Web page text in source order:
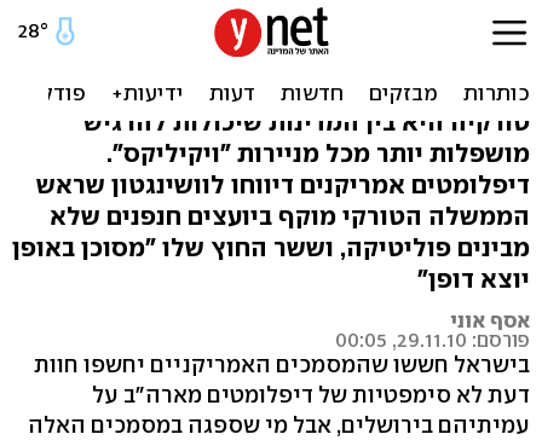
המסמכים: ארדואן מוקף
חנפנים, דבוטאולו מסוכן
טורקיה היא בין המדינות שיכולות להרגיש
מושפלות יותר מכל מניירות "ויקיליקס".
דיפלומטים אמריקנים דיווחו לוושינגטון שראש
הממשלה הטורקי מוקף ביועצים חנפנים שלא
מבינים פוליטיקה, וששר החוץ שלו "מסוכן באופן
יוצא דופן"
אסף אוני
פורסם: 29.11.10, 00:05
בישראל חששו שהמסמכים האמריקניים יחשפו חוות
דעת לא סימפטיות של דיפלומטים מארה"ב על
עמיתיהם בירושלים, אבל מי שספגה במסמכים האלה